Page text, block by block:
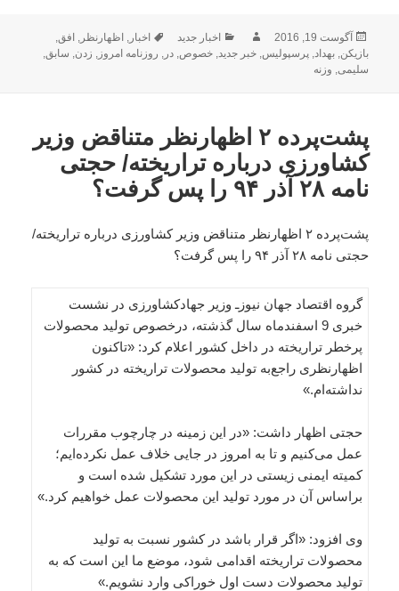
ارسال
شده
در
آگوست 19, 2016 نویسندهدسته‌ها
اخبار جدید برچسب‌ها
اخبار, اظهارنظر, افق,
بازیکن,بهداد,پرسپولیس,خبر جدید,خصوص,در, روزنامه امروز, زدن, سابق,
سلیمی, وزنه
پشت‌پرده ۲ اظهارنظر متناقض وزیر
کشاورزی درباره تراریخته/ حجتی
نامه ۲۸ آذر ۹۴ را پس گرفت؟
پشت‌پرده ۲ اظهارنظر متناقض وزیر کشاورزی درباره تراریخته/
حجتی نامه ۲۸ آذر ۹۴ را پس گرفت؟
گروه اقتصاد جهان نیوزـ وزیر جهادکشاورزی در نشست
خبری 9 اسفندماه سال گذشته، درخصوص تولید محصولات
پرخطر تراریخته در داخل کشور اعلام کرد: «تاکنون
اظهارنظری راجع‌به تولید محصولات تراریخته در کشور
نداشته‌ام.»
حجتی اظهار داشت: «در این زمینه در چارچوب مقررات
عمل می‌کنیم و تا به امروز در جایی خلاف عمل نکرده‌ایم؛
کمیته ایمنی زیستی در این مورد تشکیل شده است و
براساس آن در مورد تولید این محصولات عمل خواهیم کرد.»
وی افزود: «اگر قرار باشد در کشور نسبت به تولید
محصولات تراریخته اقدامی شود، موضع ما این است که به
تولید محصولات دست اول خوراکی وارد نشویم.»